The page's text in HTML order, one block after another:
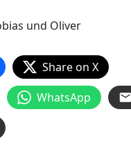
und Oliver
Share on X
WhatsApp